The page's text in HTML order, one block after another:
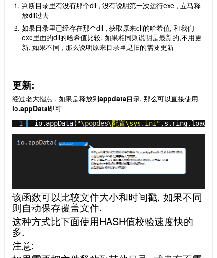
判断目录里有没有那个dll , 没有说明第一次运行exe , 立马释
放dll过去
如果目录里已经存在那个dll , 获取原来dll的哈希值, 和我们
exe里面的dll的哈希值比较, 如果相同则说明是最新的,不用更
新. 如果不同 , 那么说明原来目录里是旧的需要更新
更新:
经过老大指点 , 如果是释放到appdata目录, 那么可以直接使用
io.appData即可
1 io.appData( "\popdes\配置\sys.ini" ,string.load(
该函数可以比较文件大小和时间戳, 如果不同
则自动保存覆盖文件.
这种方式比下面使用HASH值校验速度快的
多.
注意: